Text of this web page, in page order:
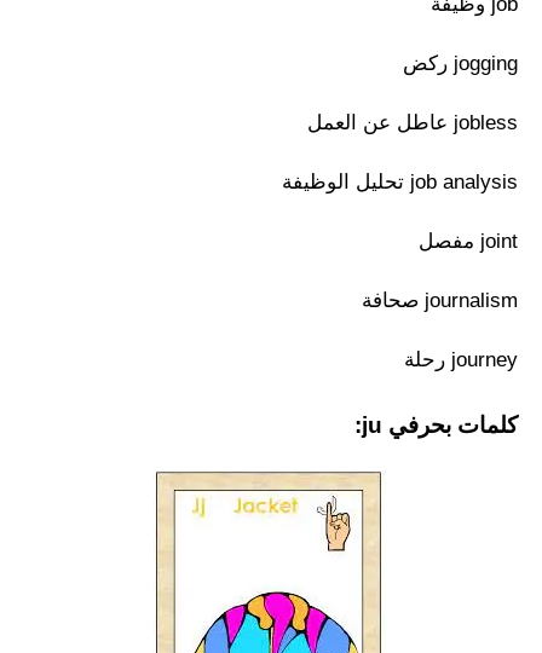
jogging ركض
jobless عاطل عن العمل
job analysis تحليل الوظيفة
joint مفصل
journalism صحافة
journey رحلة
كلمات بحرفي ju: